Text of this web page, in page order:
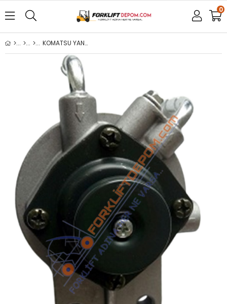
0
KOMATSU YANMAR T16/17 MAZOT OTOMATİK